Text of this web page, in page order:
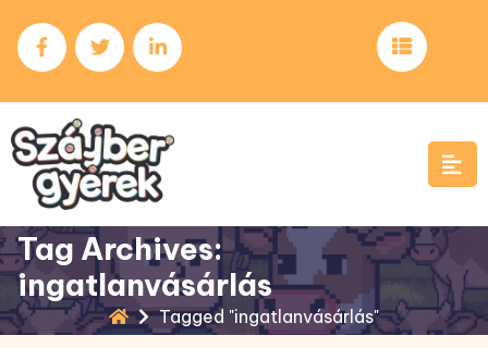
to
content
Tag Archives:
ingatlanvásárlás
Tagged "ingatlanvásárlás"